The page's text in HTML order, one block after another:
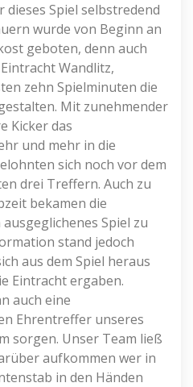
dieses Spiel selbstredend
wurde von Beginn an
geboten, denn auch
Wandlitz,
zehn Spielminuten die
Mit zunehmender
Kicker das
und mehr in die
sich noch vor dem
drei Treffern. Auch zu
bekamen die
Spiel zu
stand jedoch
aus dem Spiel heraus
Eintracht ergaben.
auch eine
Ehrentreffer unseres
sorgen. Unser Team ließ
aufkommen wer in
in den Händen